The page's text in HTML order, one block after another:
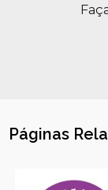
Páginas